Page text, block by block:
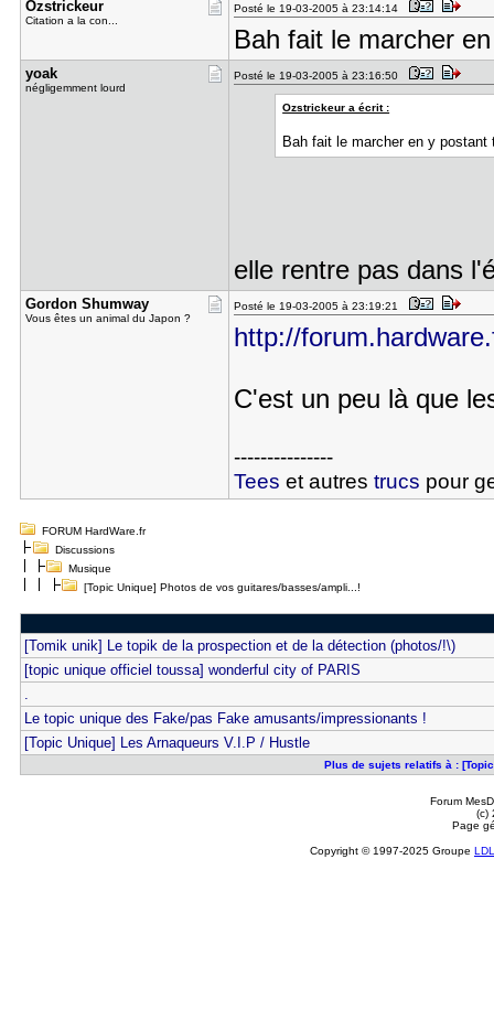
Ozstrickeu​r
Citation a la con...
Posté le 19-03-2005 à 23:14:14
Bah fait le marcher
yoak
négligemment lourd
Posté le 19-03-2005 à 23:16:50
Ozstrickeur a écrit :
Bah fait le marcher en y
elle rentre pas dans
Gordon Shu​mway
Vous êtes un animal du Japon ?
Posté le 19-03-2005 à 23:19:21
http://
C'est un peu là que
---------------
Tees et autres trucs pour
FORUM HardWare.fr
Discussions
Musique
[Topic Unique] Photos de vos guitares/basses/ampli...!
[Tomik unik] Le topik de la prospection et de la détection (photos/!\)
[topic unique officiel toussa] wonderful city of PARIS
.
Le topic unique des Fake/pas Fake amusants/impressionants !
[Topic Unique] Les Arnaqueurs V.I.P / Hustle
Plus de sujets relatifs à :
Forum
(c)
Page
Copyright © 1997-2025 Groupe